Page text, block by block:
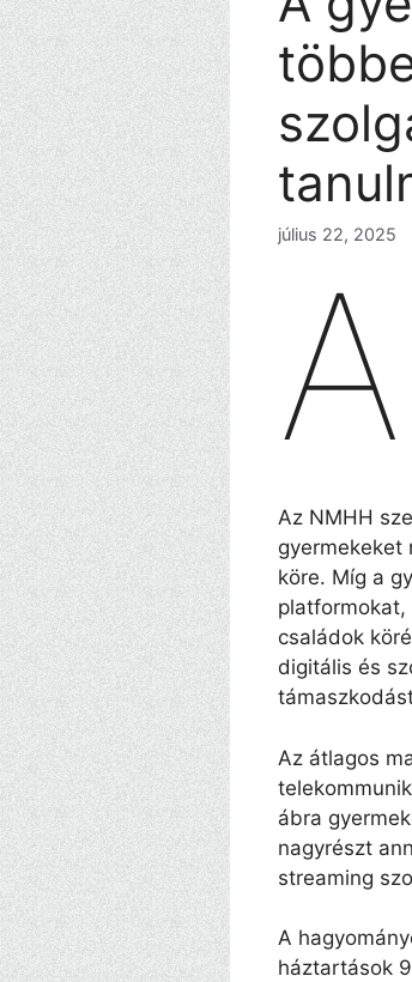
július 22, 2025
A
Az NMHH
gyermekeket
köre. Míg a
családok
digitális és
Az átlagos
ábra
nagyrészt
streaming
A
háztartások